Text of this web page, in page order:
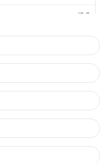
15.3
9200 tr/min
-20 °C
50 mm
52,5 mm